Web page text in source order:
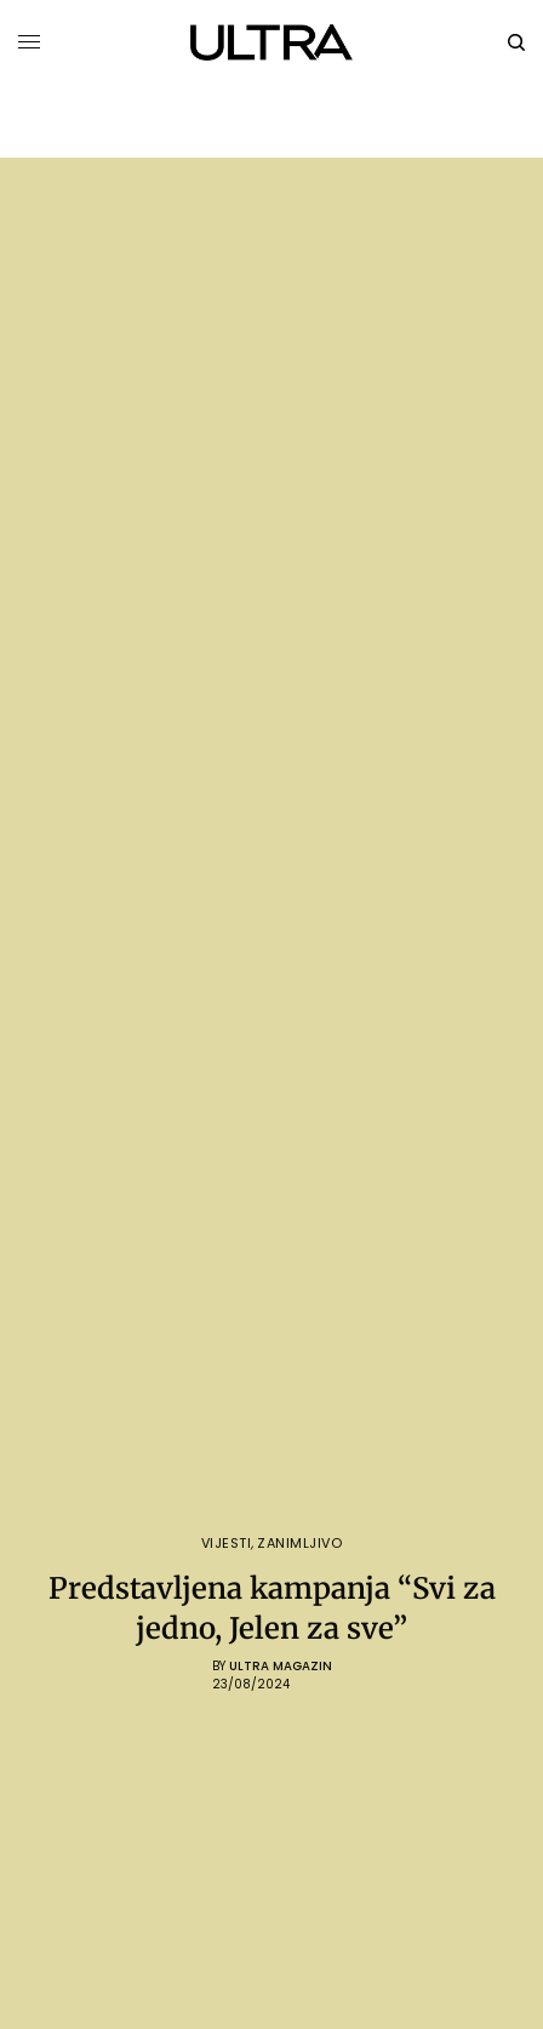
VIJESTI, ZANIMLJIVO
Predstavljena kampanja “Svi za
jedno, Jelen za sve”
BY ULTRA MAGAZIN
23/08/2024